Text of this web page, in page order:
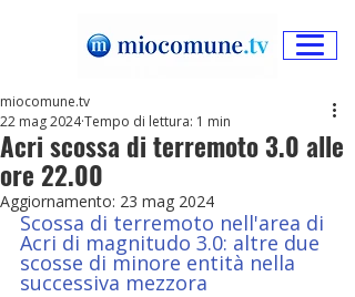
Acri scossa di terremoto 3.0 alle
ore 22.00
miocomune.tv
22 mag 2024Tempo di lettura: 1 min
Aggiornamento: 23 mag 2024
Scossa di terremoto nell'area di
Acri di magnitudo 3.0: altre due
scosse di minore entità nella
successiva mezzora